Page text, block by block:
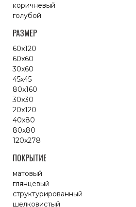
коричневый
голубой
РАЗМЕР
60x120
60x60
30x60
45x45
80x160
30x30
20x120
40x80
80x80
120x278
ПОКРЫТИЕ
матовый
глянцевый
структурированный
шелковистый